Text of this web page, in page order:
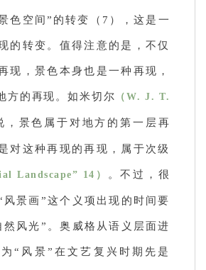
色空间”的转变（7），这是一
的转变。值得注意的是，不仅
现，景色本身也是一种再现，
方的再现。如米切尔 （W. J. T.
，景色属于对地方的第一层再
对这种再现的再现，属于次级
Landscape” 14） 。不过，很
风景画”这个义项出现的时间要
然风光”。奥威格从语义层面进
“风景”在文艺复兴时期先是